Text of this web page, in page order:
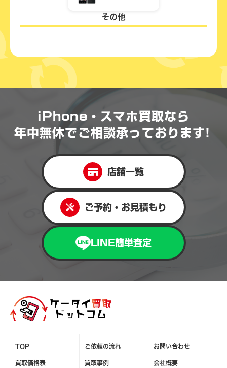
その他
iPhone・スマホ買取なら
年中無休で ご相談承っております!
店舗一覧
ご予約・お見積もり
LINE簡単査定
TOP
買取価格表
ご依頼の流れ
買取事例
お問い合わせ
会社概要